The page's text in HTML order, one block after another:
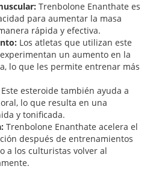
Trenbolone Enanthate es
para aumentar la masa
rápida y efectiva.
Los atletas que utilizan este
un aumento en la
lo que les permite entrenar más
Este esteroide también ayuda a
lo que resulta en una
y tonificada.
Trenbolone Enanthate acelera el
después de entrenamientos
a los culturistas volver al